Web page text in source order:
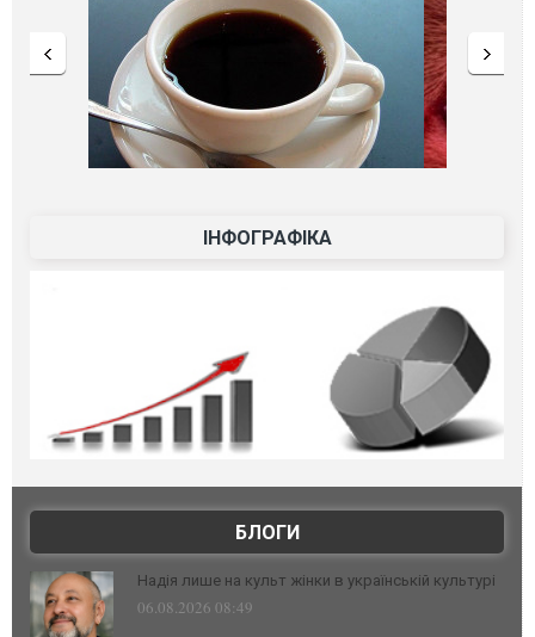
ІНФОГРАФІКА
БЛОГИ
Надія лише на культ жінки в українській культурі
06.08.2026 08:49